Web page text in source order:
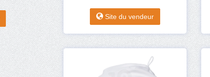
Site du vendeur